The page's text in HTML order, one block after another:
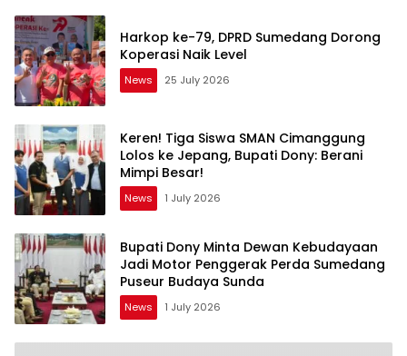
Harkop ke-79, DPRD Sumedang Dorong
Koperasi Naik Level
News 25 July 2026
Keren! Tiga Siswa SMAN Cimanggung
Lolos ke Jepang, Bupati Dony: Berani
Mimpi Besar!
News 1 July 2026
Bupati Dony Minta Dewan Kebudayaan
Jadi Motor Penggerak Perda Sumedang
Puseur Budaya Sunda
News 1 July 2026